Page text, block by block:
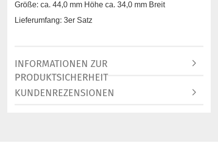
Größe: ca. 44,0 mm Höhe ca. 34,0 mm Breit
Lieferumfang: 3er Satz
INFORMATIONEN ZUR
PRODUKTSICHERHEIT
KUNDENREZENSIONEN